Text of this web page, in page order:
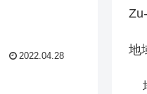
2022.04.28 地